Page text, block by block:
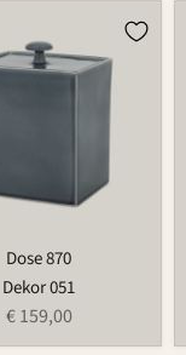
Dose 870
Dekor 051
€ 159,00